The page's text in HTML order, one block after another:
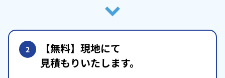
2 【無料】現地にて
見積もりいたします。